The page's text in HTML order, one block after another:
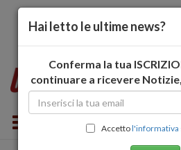
Toggle navigation
Hai letto le ultime news?
Conferma la tua
continuare a ricevere
Accettol'informativa